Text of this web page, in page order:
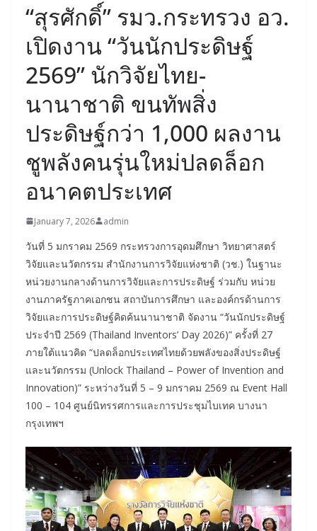
“สุรศักดิ์” รมว.กระทรวง อว.
เปิดงาน “วันนักประดิษฐ์
2569” นักวิจัยไทย-
นานาชาติ ขนทัพสิ่ง
ประดิษฐ์กว่า 1,000 ผลงาน
ชูพลังคนรุ่นใหม่ปลดล็อก
อนาคตประเทศ
January 7, 2026 admin
วันที่ 5 มกราคม 2569 กระทรวงการอุดมศึกษา วิทยาศาสตร์
วิจัยและนวัตกรรม สำนักงานการวิจัยแห่งชาติ (วช.) ในฐานะ
หน่วยงานกลางด้านการวิจัยและการประดิษฐ์ ร่วมกับ หน่วย
งานภาครัฐภาคเอกชน สถาบันการศึกษา และองค์กรด้านการ
วิจัยและการประดิษฐ์คิดค้นนานาชาติ จัดงาน “วันนักประดิษฐ์
ประจำปี 2569 (Thailand Inventors’ Day 2026)” ครั้งที่ 27
ภายใต้แนวคิด “ปลดล็อกประเทศไทยด้วยพลังของสิ่งประดิษฐ์
และนวัตกรรม (Unlock Thailand – Power of Invention and
Innovation)” ระหว่างวันที่ 5 – 9 มกราคม 2569 ณ Event Hall
100 – 104 ศูนย์นิทรรศการและการประชุมไบเทค บางนา
กรุงเทพฯ